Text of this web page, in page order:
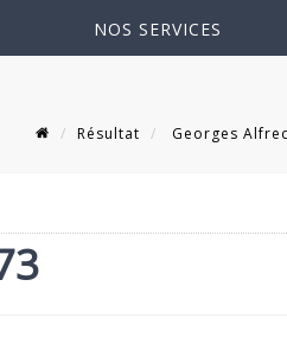
NOS SERVICES
Résultat Georges